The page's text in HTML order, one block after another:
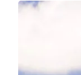
Image